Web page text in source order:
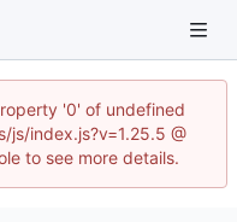
'0' of undefined
index.js?v=1.25.5 @
to see more details.